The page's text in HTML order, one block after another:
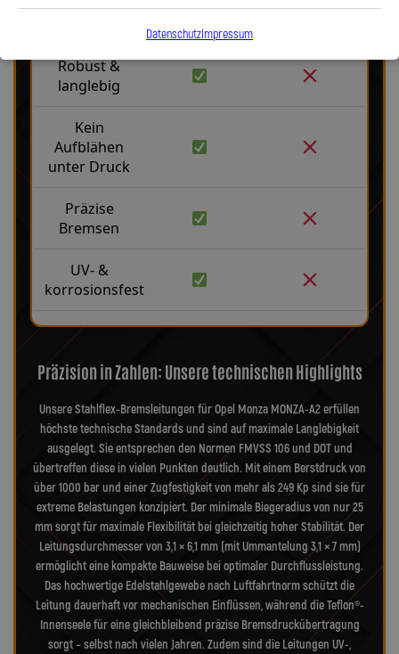
Stahlflex
Robust &
langlebig
Kein
Aufblähen
unter Druck
Präzise
Bremsen
UV- &
korrosionsfest
Präzision in Zahlen: Unsere technischen Highlights
Unsere Stahlflex-Bremsleitungen für Opel Monza MONZA-A2 erfüllen
höchste technische Standards und sind auf maximale Langlebigkeit
ausgelegt. Sie entsprechen den Normen FMVSS 106 und DOT und
übertreffen diese in vielen Punkten deutlich. Mit einem Berstdruck von
über 1000 bar und einer Zugfestigkeit von mehr als 249 Kp sind sie für
extreme Belastungen konzipiert. Der minimale Biegeradius von nur 25
mm sorgt für maximale Flexibilität bei gleichzeitig hoher Stabilität. Der
Leitungsdurchmesser von 3,1 × 6,1 mm (mit Ummantelung 3,1 × 7 mm)
ermöglicht eine kompakte Bauweise bei optimaler Durchflussleistung.
Das hochwertige Edelstahlgewebe nach Luftfahrtnorm schützt die
Leitung dauerhaft vor mechanischen Einflüssen, während die Teflon®-
Innenseele für eine gleichbleibend präzise Bremsdruckübertragung
sorgt – selbst nach vielen Jahren. Zudem sind die Leitungen UV-,
DatenschutzImpressum